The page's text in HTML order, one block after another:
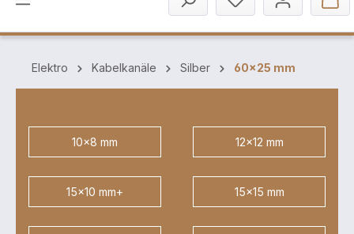
Elektro Kabelkanäle Silber 60x25 mm
10x8 mm 12x12 mm
15x10 mm+ 15x15 mm